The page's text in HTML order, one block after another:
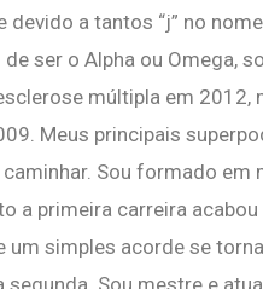
devido a tantos “j” no
ser o Alpha ou Omega,
múltipla em 2012,
Meus principais
Sou formado em
a primeira carreira
um simples acorde se